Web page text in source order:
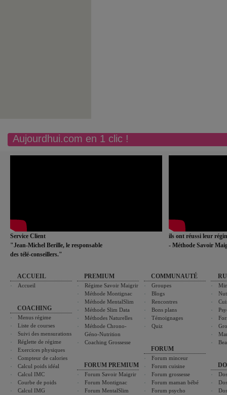
Aujourdhui.com en 1 clic !
Service Client
"Jean-Michel Berille, le responsable
des télé-conseillers."
ils ont réussi leur
- Méthode Savoir
ACCUEIL
Accueil
COACHING
Menus régime
Liste de courses
Suivi des mensurations
Réglette de régime
Exercices physiques
Compteur de calories
Calcul poids idéal
Calcul IMC
Courbe de poids
Calcul IMG
PREMIUM
Régime Savoir Maigrir
Méthode Montignac
Méthode MentalSlim
Méthode Slim Data
Méthodes Naturelles
Méthode Chrono-
Géno-Nutrition
Coaching Grossesse
FORUM PREMIUM
Forum Savoir Maigrir
Forum Montignac
Forum MentalSlim
COMMUNAUTÉ
Groupes
Blogs
Rencontres
Bons plans
Témoignages
Quiz
FORUM
Forum minceur
Forum cuisine
Forum grossesse
Forum maman bébé
Forum psycho